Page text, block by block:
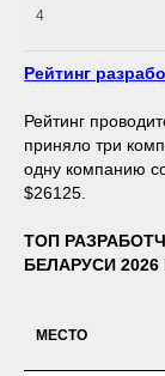
4
Рейтинг
Рейтинг
приняло три
одну компанию
$26125.
ТОП
БЕЛАРУСИ
МЕСТО